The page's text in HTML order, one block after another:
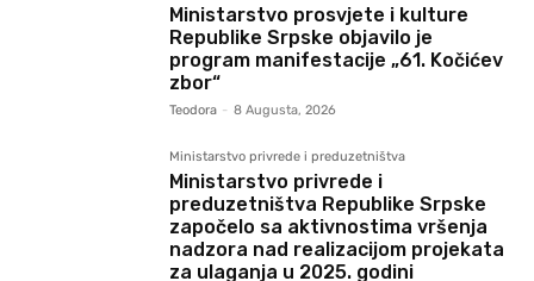
Ministarstvo prosvjete i kulture
Republike Srpske objavilo je
program manifestacije „61. Kočićev
zbor“
Teodora - 8 Augusta, 2026
Ministarstvo privrede i preduzetništva
Ministarstvo privrede i
preduzetništva Republike Srpske
započelo sa aktivnostima vršenja
nadzora nad realizacijom projekata
za ulaganja u 2025. godini